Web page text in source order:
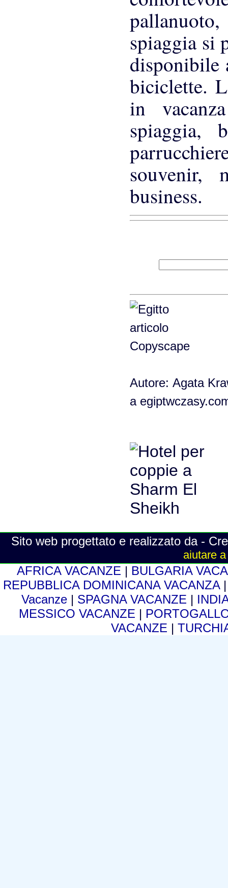
spiaggia si
disponibile
biciclette.
in
spiaggia,
souvenir,
business.
Autore: Agata
a
Sito web progettato e realizzato da -
aiutare
AFRICA VACANZE | BULGARIA
REPUBBLICA DOMINICANA VACANZA
Vacanze | SPAGNA VACANZE |
MESSICO VACANZE |
VACANZE |